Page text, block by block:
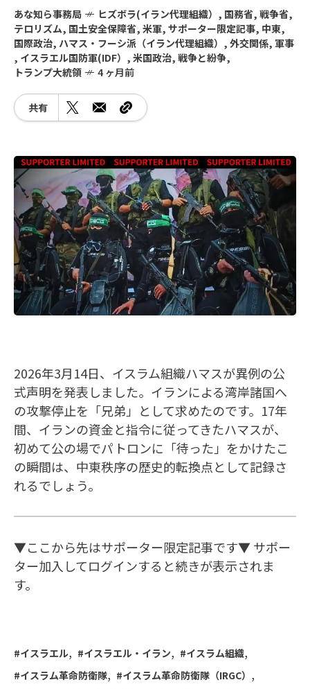
あな知ら事務局 ヒズボラ(イラン代理組織） , 国務省, 戦争省,
テロリズム, 国土安全保障省, 米軍, サポーター限定記事, 中東,
国際政治, ハマス・フーシ派（イラン代理組織） , 外交関係, 軍事
, イスラエル国防軍(IDF） , 米国政治, 戦争と紛争,
トランプ大統領
4 ヶ月前
共有
2026年3月14日、イスラム組織ハマスが異例の公
式声明を発表しました。イランによる湾岸諸国へ
の攻撃停止を「兄弟」として求めたのです。17年
間、イランの資金と指令に従ってきたハマスが、
初めて公の場でパトロンに「待った」をかけたこ
の瞬間は、中東秩序の歴史的転換点として記録さ
れるでしょう。
▼ここから先はサポーター限定記事です▼ サポー
ター加入してログインすると続きが表示されま
す。
イスラエル イスラエル・イラン
イスラム組織
イスラム革命防衛隊
イスラム革命防衛隊（IRGC）